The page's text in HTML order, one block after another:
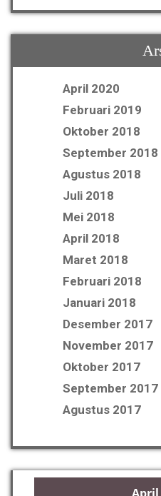
April 2020
Februari 2019
Oktober 2018
September 2018
Agustus 2018
Juli 2018
Mei 2018
April 2018
Maret 2018
Februari 2018
Januari 2018
Desember 2017
November 2017
Oktober 2017
September 2017
Agustus 2017